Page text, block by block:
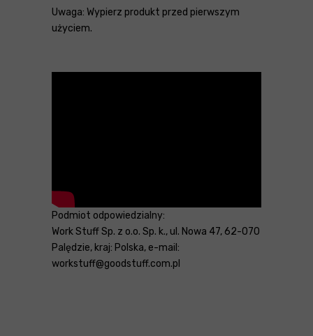
Uwaga: Wypierz produkt przed pierwszym
użyciem.
Podmiot odpowiedzialny:
Work Stuff Sp. z o.o. Sp. k., ul. Nowa 47, 62-070
Palędzie, kraj: Polska, e-mail:
workstuff@goodstuff.com.pl